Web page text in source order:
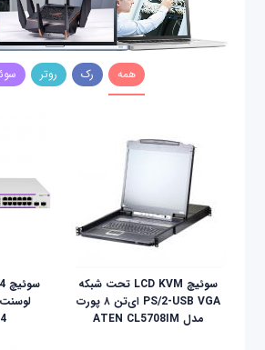
همه رک روتر
سوئيچ LCD KVM تحت شبکه
PS/2-USB VGA ای‌تن ۸ پورت
مدل ATEN CL5708IM